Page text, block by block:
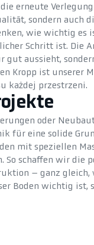
erneute
sondern auch
wie wichtig es
Schritt ist. Die
gut aussieht,
Kropp ist unserer
każdej przestrzeni.
oder
für eine solide
mit speziellen
So schaffen wir die
– ganz gleich,
Boden wichtig ist,